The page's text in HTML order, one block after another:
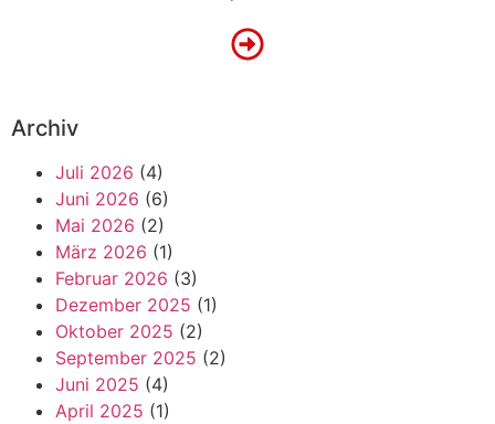
Archiv
Juli 2026 (4)
Juni 2026 (6)
Mai 2026 (2)
März 2026 (1)
Februar 2026 (3)
Dezember 2025 (1)
Oktober 2025 (2)
September 2025 (2)
Juni 2025 (4)
April 2025 (1)